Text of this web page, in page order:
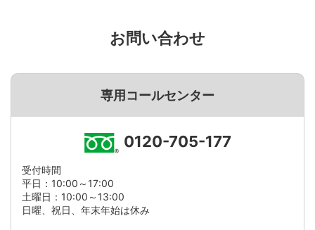
お問い合わせ
専用コールセンター
0120-705-177
受付時間
平日：10:00～17:00
土曜日：10:00～13:00
日曜、祝日、年末年始は休み